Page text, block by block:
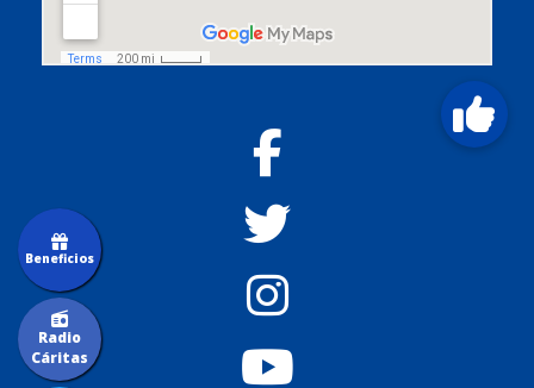
Radio
Cáritas
Beneficios